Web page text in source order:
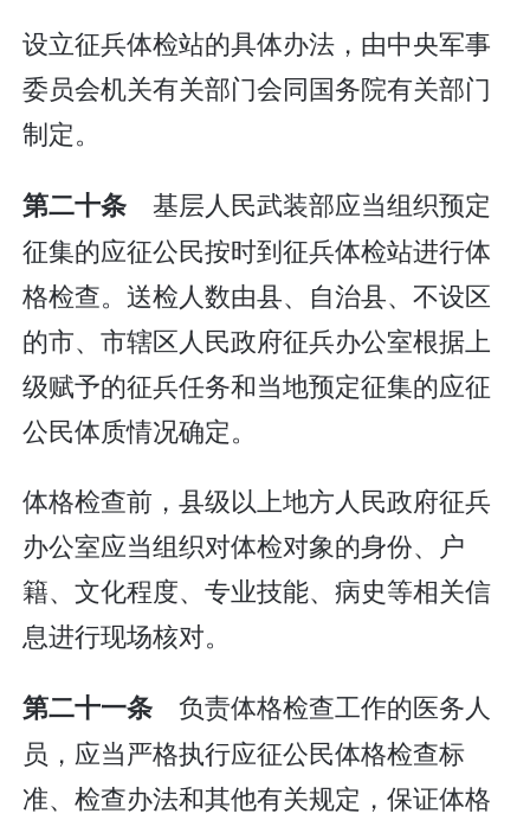
设立征兵体检站的具体办法，由中央军事
委员会机关有关部门会同国务院有关部门
制定。
第二十条 基层人民武装部应当组织预定
征集的应征公民按时到征兵体检站进行体
格检查。送检人数由县、自治县、不设区
的市、市辖区人民政府征兵办公室根据上
级赋予的征兵任务和当地预定征集的应征
公民体质情况确定。
体格检查前，县级以上地方人民政府征兵
办公室应当组织对体检对象的身份、户
籍、文化程度、专业技能、病史等相关信
息进行现场核对。
第二十一条 负责体格检查工作的医务人
员，应当严格执行应征公民体格检查标
准、检查办法和其他有关规定，保证体格